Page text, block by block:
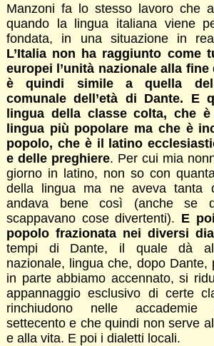
Manzoni fa lo stesso lavoro che
quando la lingua italiana viene
fondata, in una situazione in
L’Italia non ha raggiunto come
europei l’unità nazionale alla fine
è quindi simile a quella del
comunale dell’età di Dante. E
lingua della classe colta, che
lingua più popolare ma che è
popolo, che è il latino
e delle preghiere. Per cui mia
giorno in latino, non so con
della lingua ma ne aveva tanta
andava bene così (anche se
scappavano cose divertenti). E
popolo frazionata nei diversi
tempi di Dante, il quale dà
nazionale, lingua che, dopo Dante,
in parte abbiamo accennato, si
appannaggio esclusivo di certe
rinchiudono nelle accademie
settecento e che quindi non serve
e alla vita. E poi i dialetti locali.